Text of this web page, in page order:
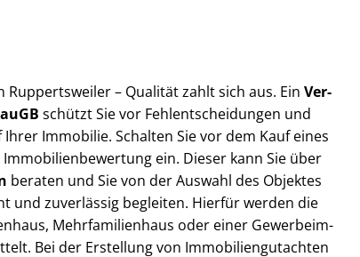
– Qualität zahlt sich aus. Ein Ver­
schützt Sie vor Fehl­ent­schei­dun­gen und
Immobilie. Schalten Sie vor dem Kauf eines
ein. Dieser kann Sie über
beraten und Sie von der Auswahl des Objektes
und zuverlässig begleiten. Hierfür werden die
Mehr­fa­mi­li­en­haus oder einer Ge­wer­be­im­
Bei der Erstellung von Im­mo­bi­li­en­gut­ach­ten